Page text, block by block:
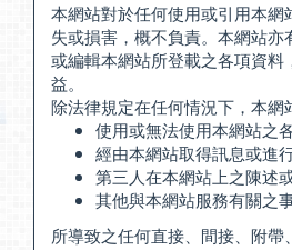
本網站對於任何使用或引用本網
失或損害，概不負責。本網站亦
或編輯本網站所登載之各項資料
益。
除法律規定在任何情況下，本網
使用或無法使用本網站之各
經由本網站取得訊息或進行
第三人在本網站上之陳述或
其他與本網站服務有關之事
所導致之任何直接、間接、附